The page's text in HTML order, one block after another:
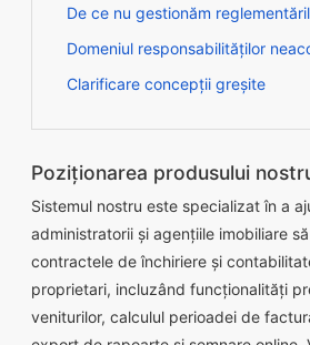
De ce nu gestionăm
Domeniul responsabilităților
Clarificare concepții greșite
Poziționarea produsului
Sistemul nostru este specializat în a
administratorii și agențiile imobiliare
contractele de închiriere și
proprietari, incluzând funcționalități
veniturilor, calculul perioadei de